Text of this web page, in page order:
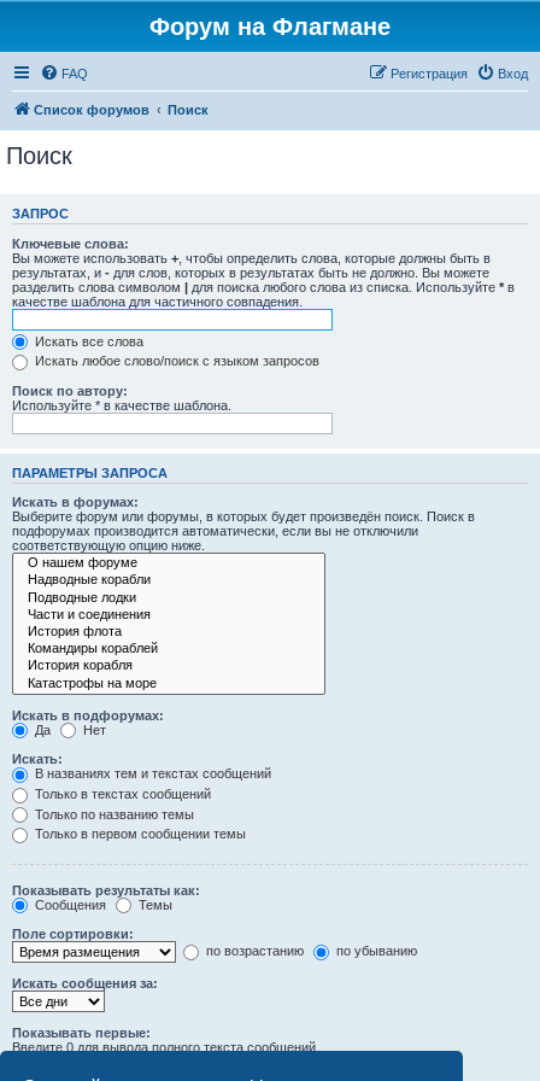
Форум на Флагмане
FAQ Вход
Регистрация
Список форумов Поиск
Поиск
ЗАПРОС
Ключевые слова:
Вы можете использовать + , чтобы определить слова, которые должны быть в
результатах, и - для слов, которых в результатах быть не должно. Вы можете
разделить слова символом | для поиска любого слова из списка. Используйте * в
качестве шаблона для частичного совпадения.
Искать все слова
Искать любое слово/поиск с языком запросов
Поиск по автору:
Используйте * в качестве шаблона.
ПАРАМЕТРЫ ЗАПРОСА
Искать в форумах:
Выберите форум или форумы, в которых будет произведён поиск. Поиск в
подфорумах производится автоматически, если вы не отключили
соответствующую опцию ниже.
Искать в подфорумах:
Да
Нет
Искать:
В названиях тем и текстах сообщений
Только в текстах сообщений
Только по названию темы
Только в первом сообщении темы
Показывать результаты как:
Сообщения
Темы
Поле сортировки:
по возрастанию
по убыванию
Искать сообщения за:
Показывать первые:
Введите 0 для вывода полного текста сообщений.